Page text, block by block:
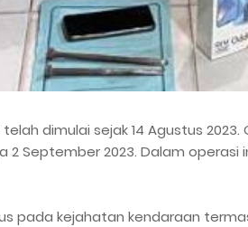
dimulai sejak 14 Agustus 2023.
2 September 2023. Dalam operasi
pada kejahatan kendaraan